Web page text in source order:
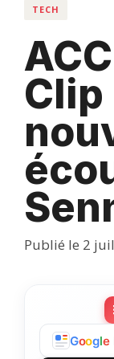
TECH
Clip
Publié le 2
Google